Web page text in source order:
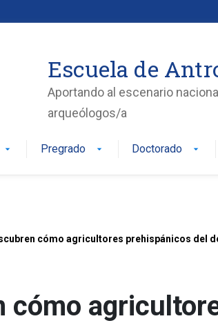
Escuela de
Aportando al escenario
arqueólogos/a
arrow_drop_down Pregrado arrow_drop_down Doctorado arrow_drop_down
cómo agricultores prehispánicos del
cómo